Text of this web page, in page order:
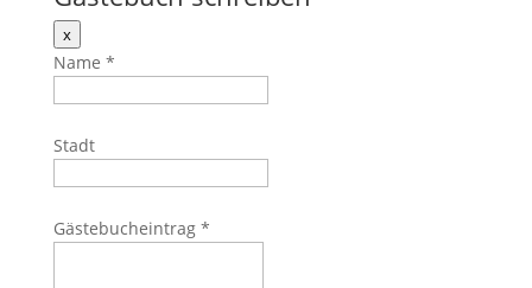
xDieses
Formular
ausblenden
Name *
Stadt
Gästebucheintrag *